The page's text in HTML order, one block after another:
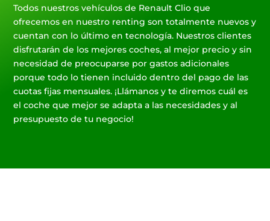
Todos nuestros vehículos de Renault Clio que
ofrecemos en nuestro renting son totalmente nuevos y
cuentan con lo último en tecnología. Nuestros clientes
disfrutarán de los mejores coches, al mejor precio y sin
necesidad de preocuparse por gastos adicionales
porque todo lo tienen incluido dentro del pago de las
cuotas fijas mensuales. ¡Llámanos y te diremos cuál es
el coche que mejor se adapta a las necesidades y al
presupuesto de tu negocio!